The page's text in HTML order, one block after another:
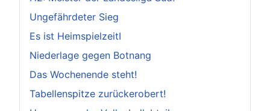
Ungefährdeter Sieg
Es ist HeimspielzeitI
Niederlage gegen Botnang
Das Wochenende steht!
Tabellenspitze zurückerobert!